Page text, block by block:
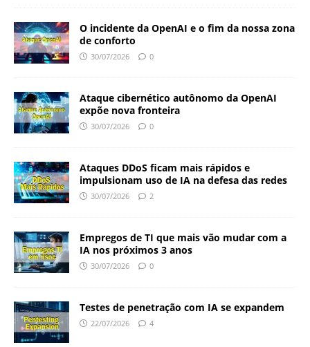
O incidente da OpenAI e o fim da nossa zona
de conforto
30/07/2026 0
Ataque cibernético autônomo da OpenAI
expõe nova fronteira
30/07/2026 0
Ataques DDoS ficam mais rápidos e
impulsionam uso de IA na defesa das redes
30/07/2026 2
Empregos de TI que mais vão mudar com a
IA nos próximos 3 anos
30/07/2026 0
Testes de penetração com IA se expandem
22/07/2026 4